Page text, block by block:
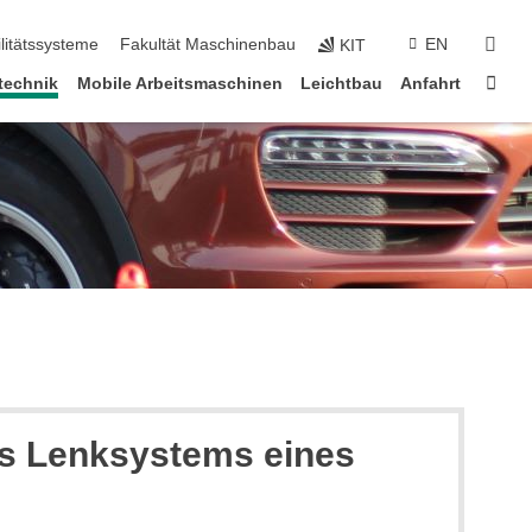
Fakultät Maschinenbau KIT EN
Mobile Arbeitsmaschinen Leichtbau Anfahrt
Lenksystems eines